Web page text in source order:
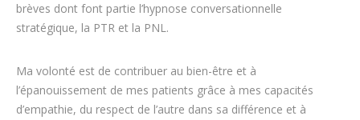
brèves dont font partie l’hypnose conversationnelle
stratégique, la PTR et la PNL.
Ma volonté est de contribuer au bien-être et à
l’épanouissement de mes patients grâce à mes capacités
d’empathie, du respect de l’autre dans sa différence et à